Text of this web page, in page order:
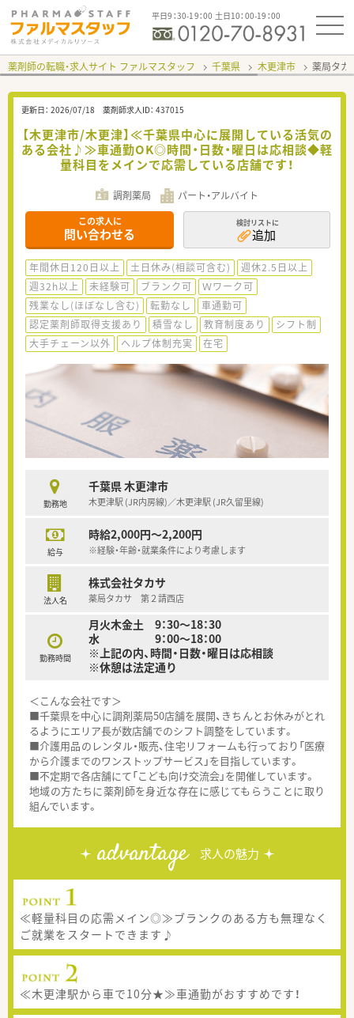
平日9：30-19：00 土日10：00-19：00
薬剤師の転職・求人サイト ファルマスタッフ 千葉県 木更津市 薬局タ
更新日： 2026/07/18 薬剤師求人ID： 437015
【木更津市/木更津】≪千葉県中心に展開している活気の
ある会社♪≫車通勤OK◎時間・日数・曜日は応相談◆軽
量科目をメインで応需している店舗です！
調剤薬局 パート・アルバイト
この求人に
問い合わせる
検討リストに
追加
年間休日120日以上 土日休み(相談可含む)
週休2.5日以上
週32h以上
未経験可 ブランク可
Ｗワーク可
残業なし(ほぼなし含む)
転勤なし
車通勤可
認定薬剤師取得支援あり
積雪なし 教育制度あり
シフト制
大手チェーン以外
ヘルプ体制充実 在宅
勤務地
千葉県 木更津市
木更津駅 (JR内房線)／木更津駅 (JR久留里線)
給与
時給2,000円～2,200円
※経験・年齢・就業条件により考慮します
法人名
株式会社タカサ
薬局タカサ 第２請西店
勤務時間
月火木金土 9：30～18：30
水 9：00～18：00
※上記の内、時間・日数・曜日は応相談
※休憩は法定通り
＜こんな会社です＞
■千葉県を中心に調剤薬局50店舗を展開、きちんとお休みがとれ
るようにエリア長が数店舗でのシフト調整をしています。
■介護用品のレンタル・販売、住宅リフォームも行っており「医療
から介護までのワンストップサービス」を目指しています。
■不定期で各店舗にて「こども向け交流会」を開催しています。
地域の方たちに薬剤師を身近な存在に感じてもらうことに取り
組んでいます。
advantage 求人の魅力
≪軽量科目の応需メイン◎≫ブランクのある方も無理なく
ご就業をスタートできます♪
≪木更津駅から車で10分★≫車通勤がおすすめです！